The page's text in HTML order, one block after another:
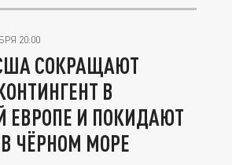
20:00
США СОКРАЩАЮТ
В
ЕВРОПЕ И ПОКИДАЮТ
ЧЁРНОМ МОРЕ